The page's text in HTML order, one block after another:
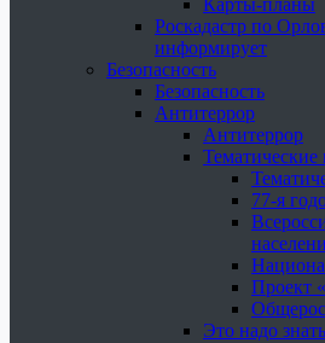
Карты-планы
Роскадастр по
информирует
Безопасность
Безопасность
Антитеррор
Антитеррор
Тематические
77-я
Проект
Это надо